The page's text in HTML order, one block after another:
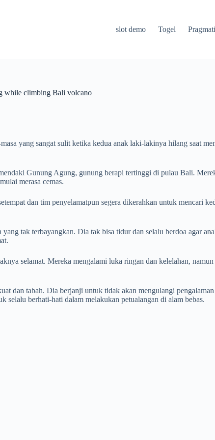
slot demo Togel
while climbing Bali volcano
yang sangat sulit ketika kedua anak laki-lakinya hilang saat
Gunung Agung, gunung berapi tertinggi di pulau Bali.
merasa cemas.
dan tim penyelamatpun segera dikerahkan untuk mencari
tak terbayangkan. Dia tak bisa tidur dan selalu berdoa agar
selamat. Mereka mengalami luka ringan dan kelelahan,
dan tabah. Dia berjanji untuk tidak akan mengulangi
selalu berhati-hati dalam melakukan petualangan di alam bebas.